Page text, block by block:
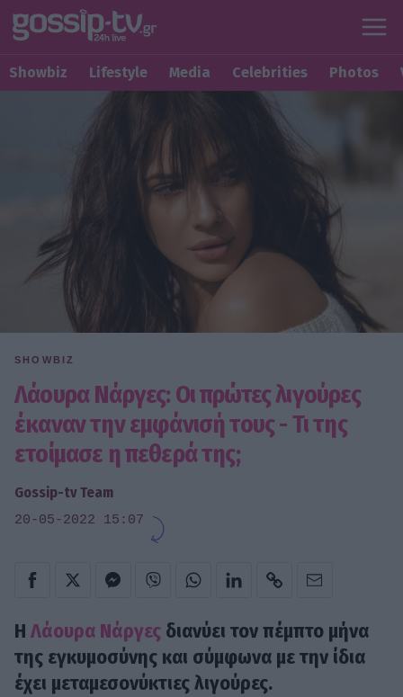
Showbiz Lifestyle Media Celebrities Photos
SHOWBIZ
Λάουρα Νάργες: Οι πρώτες λιγούρες
έκαναν την εμφάνισή τους - Τι της
ετοίμασε η πεθερά της;
Gossip-tv Team
20-05-2022 15:07
Η Λάουρα Νάργες διανύει τον πέμπτο μήνα
της εγκυμοσύνης και σύμφωνα με την ίδια
έχει μεταμεσονύκτιες λιγούρες.